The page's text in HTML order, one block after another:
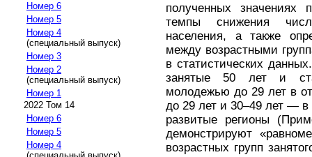
Номер 6
Номер 5
Номер 4
(специальный выпуск)
Номер 3
Номер 2
(специальный выпуск)
Номер 1
2022 Том 14
Номер 6
Номер 5
Номер 4
полученных значениях
темпы снижения
населения, а также
между возрастными
в статистических
занятые 50 лет и
молодежью до 29 лет в
до 29 лет и 30–49 лет —
развитые регионы
демонстрируют
возрастных групп